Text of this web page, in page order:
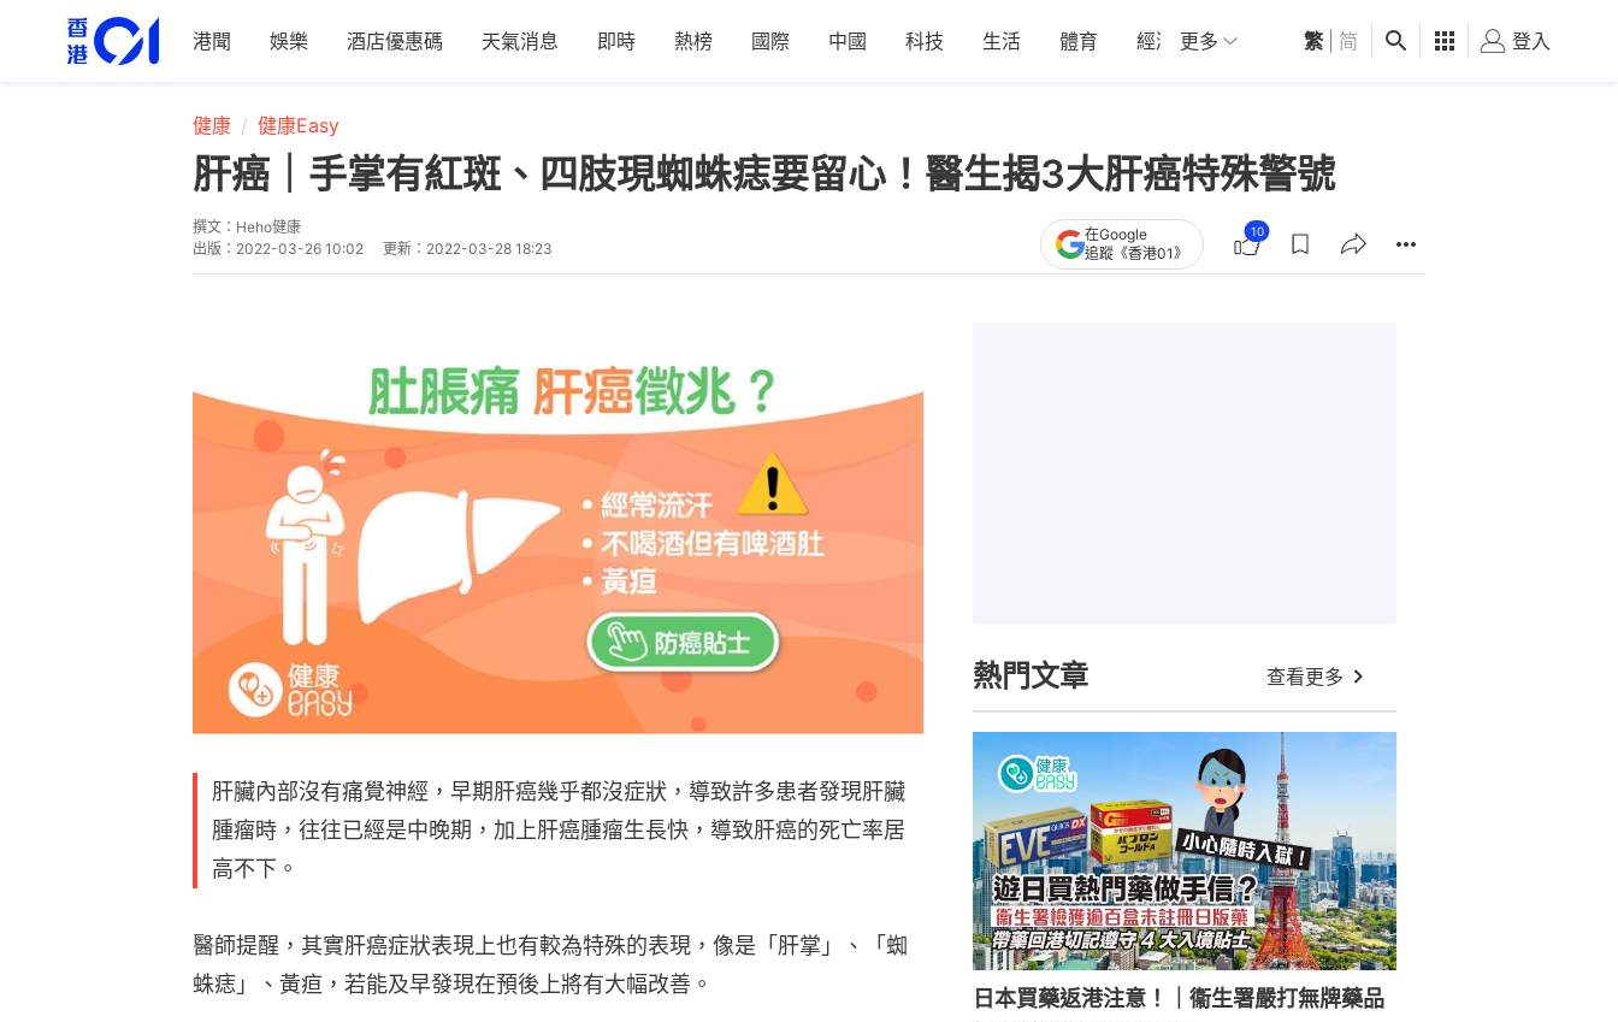
港聞 娛樂 酒店優惠碼 天氣消息 即時 熱榜 國際 中國 科技 生活 體育 經濟 01深圳 觀點 健康 好食玩飛
更多 繁 简 登入
健康 健康Easy
肝癌｜手掌有紅斑、四肢現蜘蛛痣要留心！醫生揭3大肝癌特殊警號
撰文： Heho健康
出版： 2022-03-26 10:02 更新： 2022-03-28 18:23
在Google
追蹤《香港01》
10
肝臟內部沒有痛覺神經，早期肝癌幾乎都沒症狀，導致許多患者發現肝臟
腫瘤時，往往已經是中晚期，加上肝癌腫瘤生長快，導致肝癌的死亡率居
高不下。
醫師提醒，其實肝癌症狀表現上也有較為特殊的表現，像是「肝掌」、「蜘
蛛痣」、黃疸，若能及早發現在預後上將有大幅改善。
熱門文章 查看更多
日本買藥返港注意！｜衞生署嚴打無牌藥品